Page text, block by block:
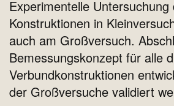
Experimentelle Untersuchung
Konstruktionen in
auch am Großversuch.
Bemessungskonzept für alle
Verbundkonstruktionen
der Großversuche validiert